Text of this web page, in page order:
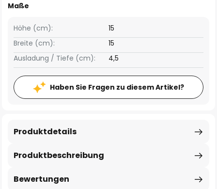
Maße
Breite (cm): 15
Höhe (cm): 15
Ausladung / Tiefe (cm): 4,5
Haben Sie Fragen zu diesem Artikel?
Produktbeschreibung
Produktdetails
Bewertungen